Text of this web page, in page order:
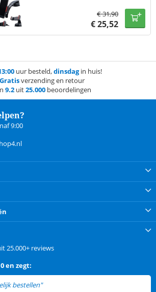
€31,90
€25,52
uur besteld,dinsdagin huis!
Gratisverzending en retour
9.2 uit25.000 beoordelingen
9:00
25.000+ reviews
en zegt:
bestellen"